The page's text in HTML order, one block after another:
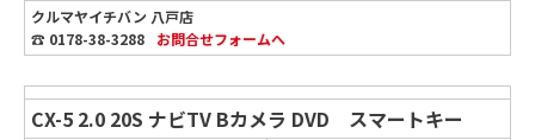
クルマヤイチバン 八戸店
☎ 0178-38-3288
お問合せフォームへ
CX-5 2.0 20S ナビTV Bカメラ DVD スマートキー